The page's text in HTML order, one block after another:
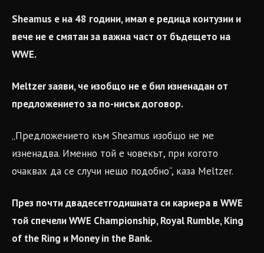
Sheamus е на 48 години, имал е редица контузии и
вече не е смятан за важна част от бъдещето на
WWE.
Meltzer заяви, че изобщо не е бил изненадан от
предложението за по-нисък договор.
„Предложението към Sheamus изобщо не ме
изненадва. Именно той е човекът, при когото
очаквах да се случи нещо подобно“, каза Meltzer.
През почти двадесетгодишната си кариера в WWE
той спечели WWE Championship, Royal Rumble, King
of the Ring и Money in the Bank.